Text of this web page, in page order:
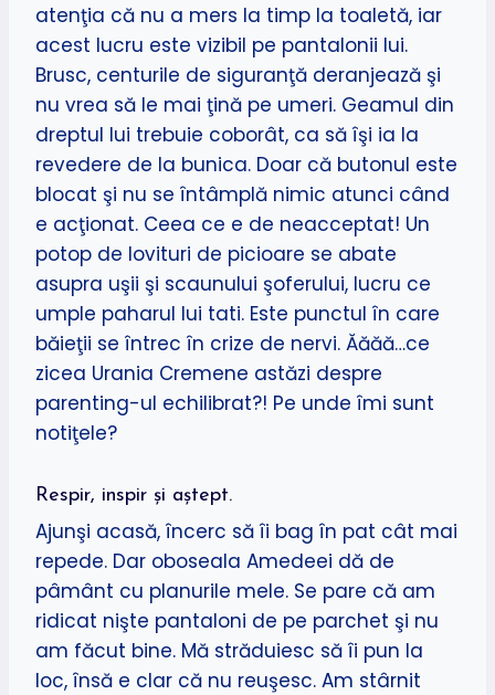
atenţia că nu a mers la timp la toaletă, iar
acest lucru este vizibil pe pantalonii lui.
Brusc, centurile de siguranţă deranjează şi
nu vrea să le mai ţină pe umeri. Geamul din
dreptul lui trebuie coborât, ca să îşi ia la
revedere de la bunica. Doar că butonul este
blocat şi nu se întâmplă nimic atunci când
e acţionat. Ceea ce e de neacceptat! Un
potop de lovituri de picioare se abate
asupra uşii şi scaunului şoferului, lucru ce
umple paharul lui tati. Este punctul în care
băieţii se întrec în crize de nervi. Ăăăă…ce
zicea Urania Cremene astăzi despre
parenting-ul echilibrat?! Pe unde îmi sunt
notiţele?
Respir, inspir şi aştept.
Ajunşi acasă, încerc să îi bag în pat cât mai
repede. Dar oboseala Amedeei dă de
pâmânt cu planurile mele. Se pare că am
ridicat nişte pantaloni de pe parchet şi nu
am făcut bine. Mă străduiesc să îi pun la
loc, însă e clar că nu reuşesc. Am stârnit